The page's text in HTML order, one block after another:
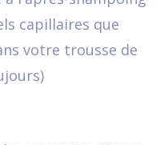
capillaires que
votre trousse de